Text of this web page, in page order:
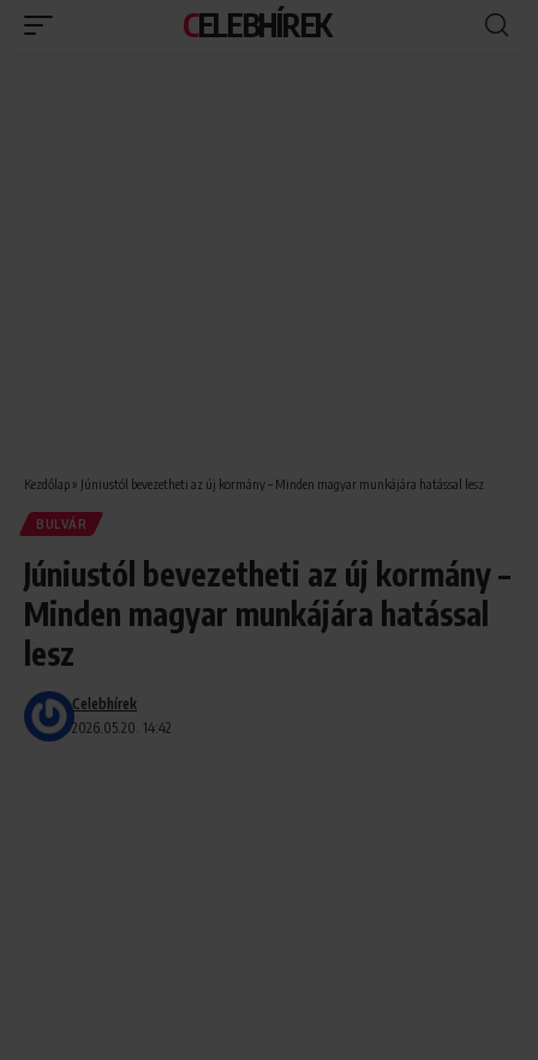
CELEBHÍREK
Kezdőlap» Júniustól bevezetheti az új kormány – Minden magyar munkájára hatással lesz
BULVÁR
Júniustól bevezetheti az új kormány –
Minden magyar munkájára hatással
lesz
2026.05.20. 14:42
Celebhírek